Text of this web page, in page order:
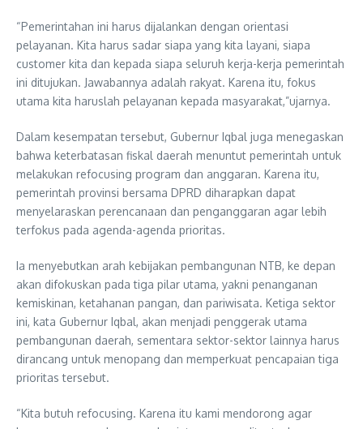
“Pemerintahan ini harus dijalankan dengan orientasi
pelayanan. Kita harus sadar siapa yang kita layani, siapa
customer kita dan kepada siapa seluruh kerja-kerja pemerintah
ini ditujukan. Jawabannya adalah rakyat. Karena itu, fokus
utama kita haruslah pelayanan kepada masyarakat,”ujarnya.
Dalam kesempatan tersebut, Gubernur Iqbal juga menegaskan
bahwa keterbatasan fiskal daerah menuntut pemerintah untuk
melakukan refocusing program dan anggaran. Karena itu,
pemerintah provinsi bersama DPRD diharapkan dapat
menyelaraskan perencanaan dan penganggaran agar lebih
terfokus pada agenda-agenda prioritas.
Ia menyebutkan arah kebijakan pembangunan NTB, ke depan
akan difokuskan pada tiga pilar utama, yakni penanganan
kemiskinan, ketahanan pangan, dan pariwisata. Ketiga sektor
ini, kata Gubernur Iqbal, akan menjadi penggerak utama
pembangunan daerah, sementara sektor-sektor lainnya harus
dirancang untuk menopang dan memperkuat pencapaian tiga
prioritas tersebut.
“Kita butuh refocusing. Karena itu kami mendorong agar